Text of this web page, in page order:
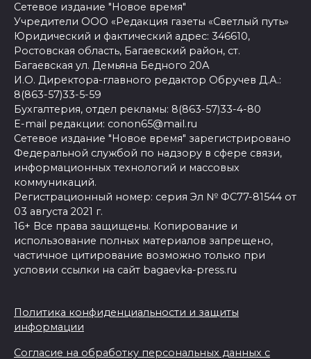
Сетевое издание "Новое время"
Учредители ООО «Редакция газеты «Светлый путь»
Юридический и фактический адрес: 346610,
Ростовская область, Багаевский район, ст.
Багаевская ул. Демьяна Бедного 20А
И.О. Директора-главного редактор Обручев Д.А.:
8(863-57)33-5-59
Бухгалтерия, отдел рекламы: 8(863-57)33-4-80
E-mail редакции: conon65@mail.ru
Сетевое издание "Новое время" зарегистрировано
Федеральной службой по надзору в сфере связи,
информационных технологий и массовых
коммуникаций.
Регистрационный номер: серия Эл № ФС77-81544 от
03 августа 2021 г.
16+ Все права защищены. Копирование и
использование полных материалов запрещено,
частичное цитирование возможно только при
условии ссылки на сайт bagaevka-press.ru
Политика конфиденциальности и защиты
информации
Согласие на обработку персональных данных с